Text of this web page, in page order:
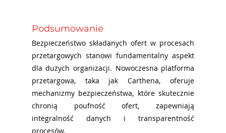
Podsumowanie
Bezpieczeństwo składanych ofert w procesach
przetargowych stanowi fundamentalny aspekt
dla dużych organizacji. Nowoczesna platforma
przetargowa, taka jak Carthena, oferuje
mechanizmy bezpieczeństwa, które skutecznie
chronią poufność ofert, zapewniają
integralność danych i transparentność
procesów.